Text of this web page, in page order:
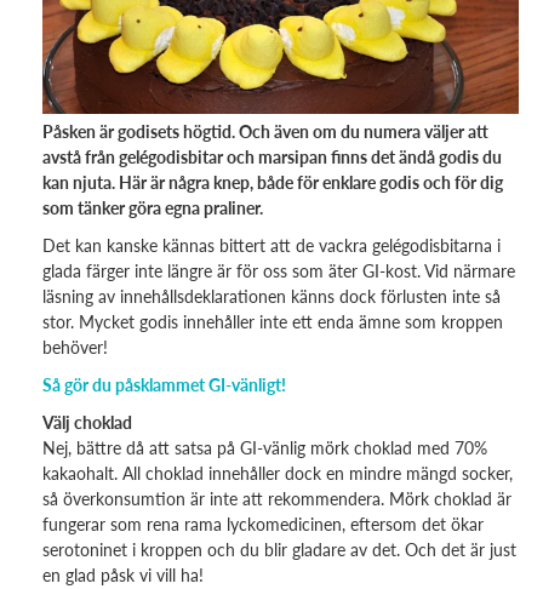
Påsken är godisets högtid. Och även om du numera väljer att
avstå från gelégodisbitar och marsipan finns det ändå godis du
kan njuta. Här är några knep, både för enklare godis och för dig
som tänker göra egna praliner.
Det kan kanske kännas bittert att de vackra gelégodisbitarna i
glada färger inte längre är för oss som äter GI-kost. Vid närmare
läsning av innehållsdeklarationen känns dock förlusten inte så
stor. Mycket godis innehåller inte ett enda ämne som kroppen
behöver!
Så gör du påsklammet GI-vänligt!
Välj choklad
Nej, bättre då att satsa på GI-vänlig mörk choklad med 70%
kakaohalt. All choklad innehåller dock en mindre mängd socker,
så överkonsumtion är inte att rekommendera. Mörk choklad är
fungerar som rena rama lyckomedicinen, eftersom det ökar
serotoninet i kroppen och du blir gladare av det. Och det är just
en glad påsk vi vill ha!